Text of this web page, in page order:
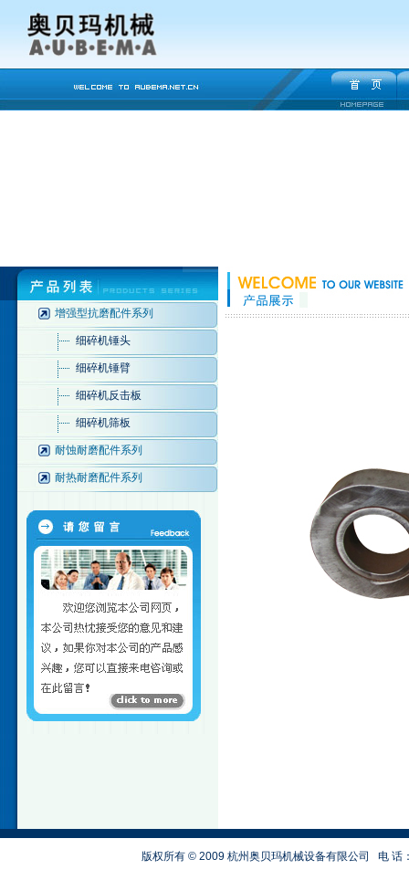
增强型抗磨配件系列
细碎机锤头
细碎机锤臂
细碎机反击板
细碎机筛板
耐蚀耐磨配件系列
耐热耐磨配件系列
版权所有 © 2009 杭州奥贝玛机械设备有限公司 电 话